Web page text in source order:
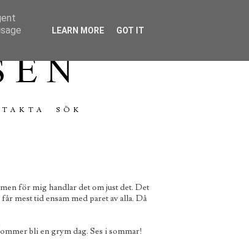
för mig handlar det om just det. Det
mest tid ensam med paret av alla. Då
bli en grym dag. Ses i sommar!
LEARN MORE GOT IT